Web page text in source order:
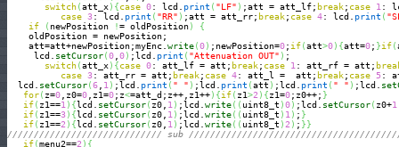
switch(att_x) {case 0: lcd. print ( "LF" ) ;att = att_lf; break; case 1 :
case 3: lcd. print ( "RR" ) ;att = att_rr; break; case 4: lcd. print (
if
( newPosition != oldPosition)
{
    oldPosition = newPosition;
    att=att+newPosition;myEnc.
write(0) ;newPosition=0; if(att>0) {att=0; }if(
     lcd.
setCursor(0 0) ;lcd. print ( "Attenuation OUT" ) ;
switch(att_x) {case 0: att_lf = att; break; case 1 : att_rf = att;
case 3: att_rr = att; break; case 4: att_l =  att; break; case 5:
  lcd.
setCursor(6 1 ) ;lcd. print ( " " ) ;lcd. print (att ) ;lcd. print ( " " ) ;lcd.
for( z=0 ,z0=0 ,z1=0;z<=att_d;z++,z1++) {if( z1>2 ) {z1=0;z0++; }
if( z1==1 ) {lcd. setCursor( z0, 1 ) ;lcd. write( ( uint8_t )0) ;lcd. setCursor( z0+1
if( z1==3) {lcd. setCursor( z0, 1 ) ;lcd. write( ( uint8_t ) 1 ) ; }
if( z1==2 ) {lcd. setCursor( z0, 1 ) ;lcd. write( ( uint8_t )2 ) ; }}
///////////////////////////// sub
if(menu2==2 ) {